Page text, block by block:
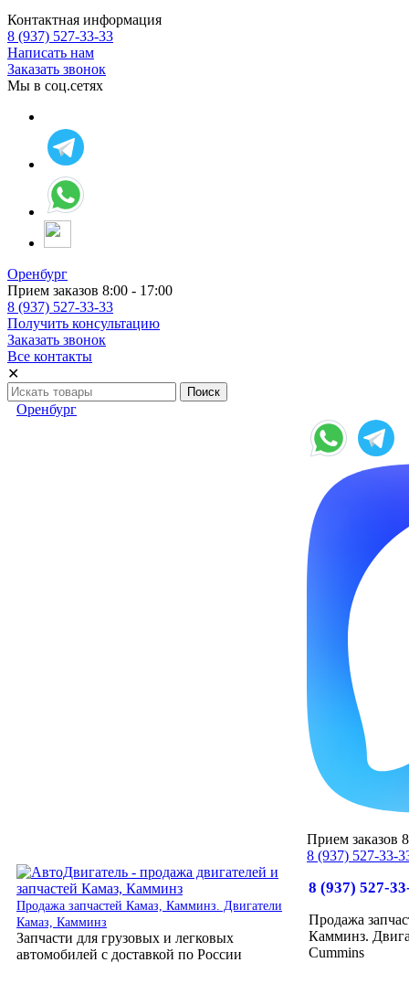
Контактная информация
8 (937) 527-33-33
Написать нам
Заказать звонок
Мы в соц.сетях
Оренбург
Прием заказов 8:00 - 17:00
8 (937) 527-33-33
Получить консультацию
Заказать звонок
Все контакты
✕
Оренбург
Прием заказов
8 (937) 527-33-
Продажа запчастей Камаз, Камминз. Двигатели
Камаз, Камминз
Запчасти для грузовых и легковых
автомобилей с доставкой по России
8 (937) 527-
Продажа
Камминз.
Cummins